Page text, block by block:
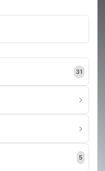
31
5